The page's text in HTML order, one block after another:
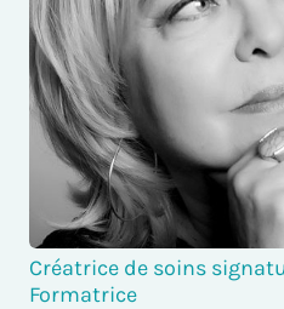
Créatrice de soins
Formatrice